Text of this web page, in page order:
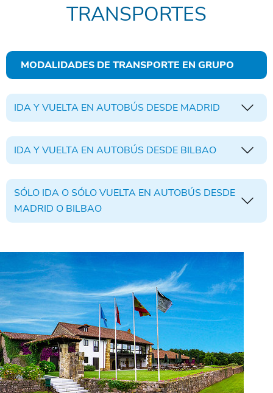
TRANSPORTES
MODALIDADES DE TRANSPORTE EN GRUPO
IDA Y VUELTA EN AUTOBÚS DESDE MADRID
IDA Y VUELTA EN AUTOBÚS DESDE BILBAO
SÓLO IDA O SÓLO VUELTA EN AUTOBÚS DESDE
MADRID O BILBAO